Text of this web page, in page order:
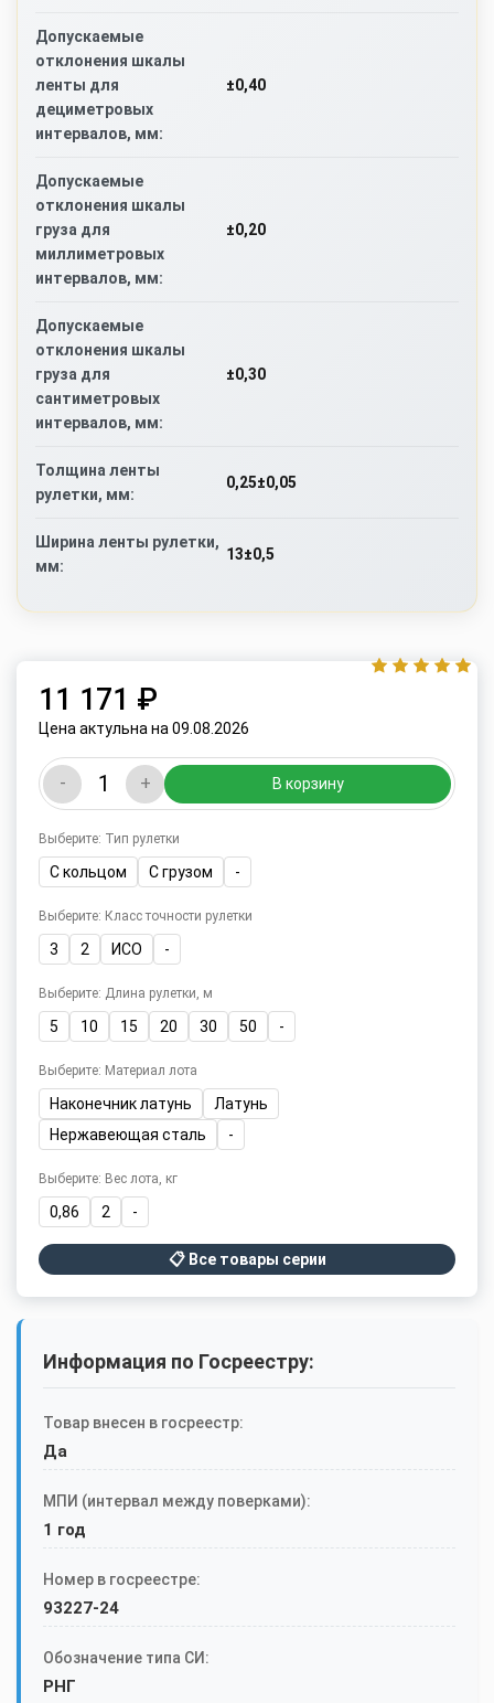
Допускаемые
отклонения шкалы
ленты для
дециметровых
интервалов, мм:
±0,40
Допускаемые
отклонения шкалы
груза для
миллиметровых
интервалов, мм:
±0,20
Допускаемые
отклонения шкалы
груза для
сантиметровых
интервалов, мм:
±0,30
Толщина ленты
рулетки, мм:
0,25±0,05
Ширина ленты рулетки,
мм:
13±0,5
11 171 ₽
Цена актульна на 09.08.2026
- + В корзину
Выберите: Тип рулетки
С кольцом С грузом -
Выберите: Класс точности рулетки
3 2 ИСО -
Выберите: Длина рулетки, м
5 10 15 20 30 50 -
Выберите: Материал лота
Наконечник латунь
Латунь
Нержавеющая сталь
-
Выберите: Вес лота, кг
0,86 2 -
📋 Все товары серии
Информация по Госреестру:
Товар внесен в госреестр:
Да
МПИ (интервал между поверками):
1 год
Номер в госреестре:
93227-24
Обозначение типа СИ:
РНГ